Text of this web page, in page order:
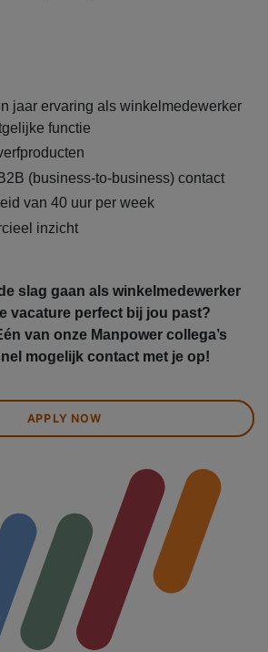
jaar ervaring als winkelmedewerker
functie
(business-to-business) contact
van 40 uur per week
inzicht
slag gaan als winkelmedewerker
vacature perfect bij jou past?
van onze Manpower collega’s
mogelijk contact met je op!
APPLY NOW